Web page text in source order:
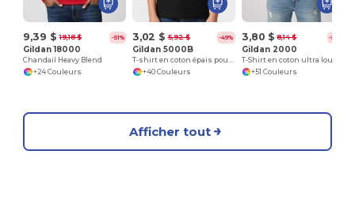
9,39 $ 19,18 $ -51%
Gildan 18000
Chandail Heavy Blend
+24 Couleurs
3,02 $ 5,92 $ -49%
Gildan 5000B
T-shirt en coton épais pour jeunes 8,8 oz
+40 Couleurs
3,80 $ 8,14 $ -53%
Gildan 2000
+51 Couleurs
Afficher tout